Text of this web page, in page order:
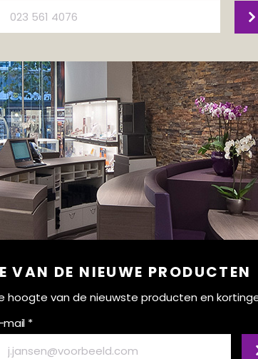
VAN DE NIEUWE PRODUCTEN
hoogte van de nieuwste producten en
mail *